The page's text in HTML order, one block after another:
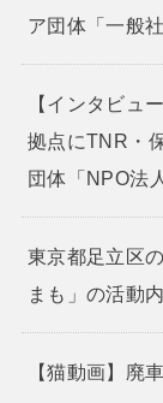
ア団体「一般
【インタビュ
拠点にTNR・
団体「NPO法
東京都足立区
まも」の活動
【猫動画】廃